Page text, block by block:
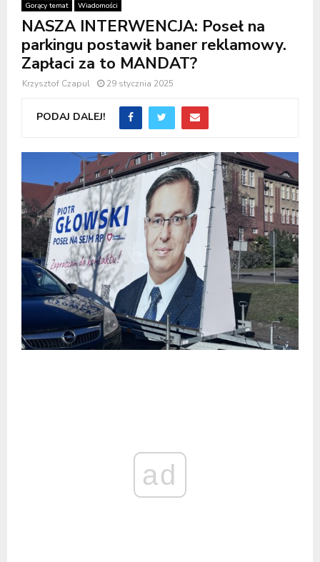
Gorący temat Wiadomości
NASZA INTERWENCJA: Poseł na
parkingu postawił baner reklamowy.
Zapłaci za to MANDAT?
Krzysztof Czapul 29 stycznia 2025
PODAJ DALEJ!
ad